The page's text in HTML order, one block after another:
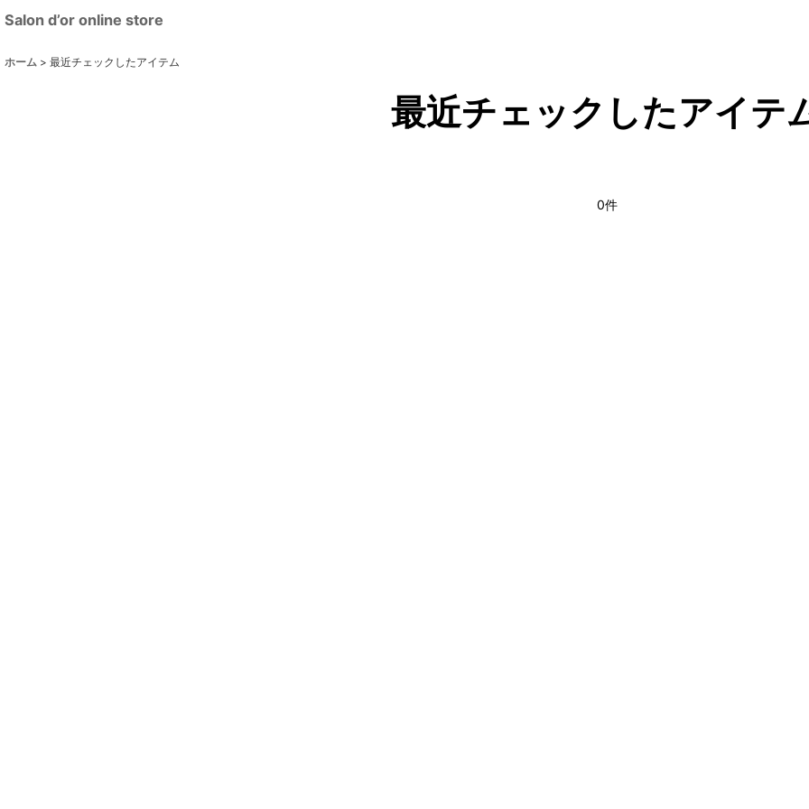
Salon d’or online store
ホーム > 最近チェックしたアイテム
最近チェックしたアイテ
0件